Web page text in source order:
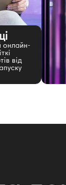
онлайн-
від